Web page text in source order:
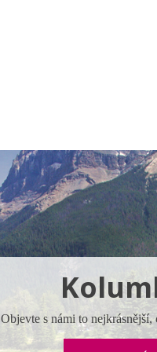
Objevte s námi to